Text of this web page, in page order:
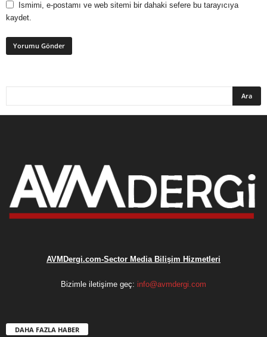
Ismimi, e-postamı ve web sitemi bir dahaki sefere bu tarayıcıya
kaydet.
AVMDergi.com-Sector Media Bilişim Hizmetleri
Bizimle iletişime geç: info@avmdergi.com
DAHA FAZLA HABER